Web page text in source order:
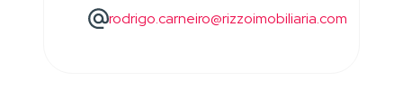
rodrigo.carneiro@rizzoimobiliaria.com